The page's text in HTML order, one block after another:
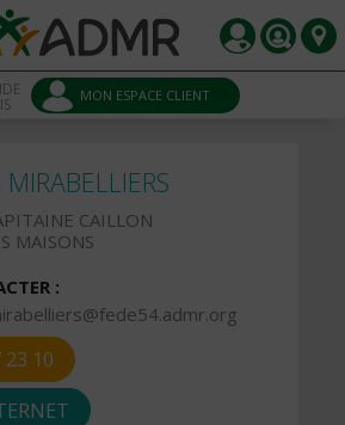
MON ESPACE CLIENT
CAILLON
MAISONS
:
23 10
cookies